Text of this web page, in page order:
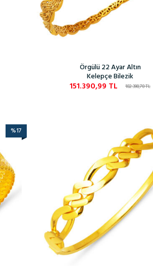
Örgülü 22 Ayar Altın
Kelepçe Bilezik
182.398,78TL
151.390,99 TL
%17